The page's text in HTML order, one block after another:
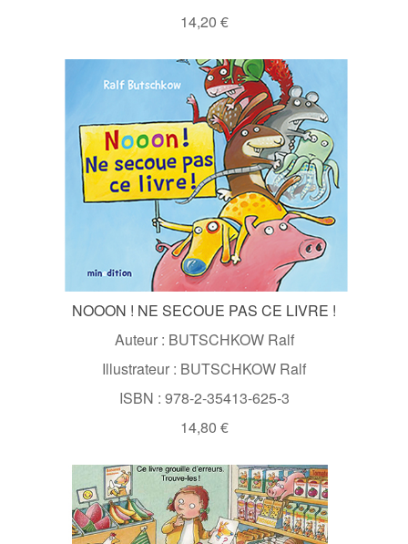
14,20 €
NOOON ! NE SECOUE PAS CE LIVRE !
Auteur : BUTSCHKOW Ralf
Illustrateur : BUTSCHKOW Ralf
ISBN : 978-2-35413-625-3
14,80 €